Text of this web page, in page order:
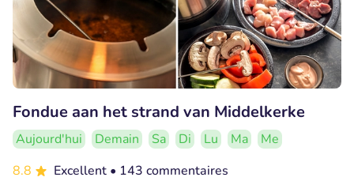
Fondue aan het strand van Middelkerke
Aujourd'hui Demain Sa Di Lu Ma
Me
8.8
Excellent • 143 commentaires